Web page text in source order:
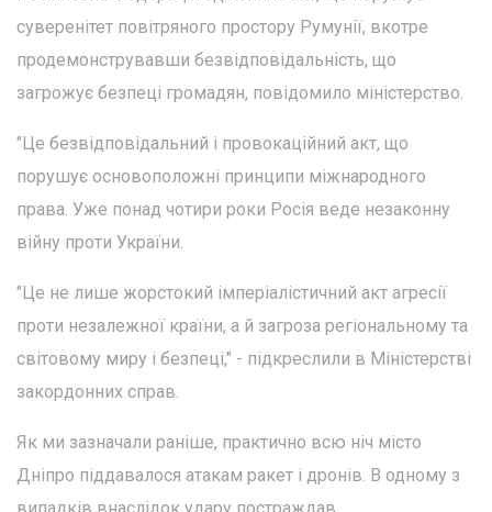
суверенітет повітряного простору Румунії, вкотре
продемонструвавши безвідповідальність, що
загрожує безпеці громадян, повідомило міністерство.
"Це безвідповідальний і провокаційний акт, що
порушує основоположні принципи міжнародного
права. Уже понад чотири роки Росія веде незаконну
війну проти України.
"Це не лише жорстокий імперіалістичний акт агресії
проти незалежної країни, а й загроза регіональному та
світовому миру і безпеці," - підкреслили в Міністерстві
закордонних справ.
Як ми зазначали раніше, практично всю ніч місто
Дніпро піддавалося атакам ракет і дронів. В одному з